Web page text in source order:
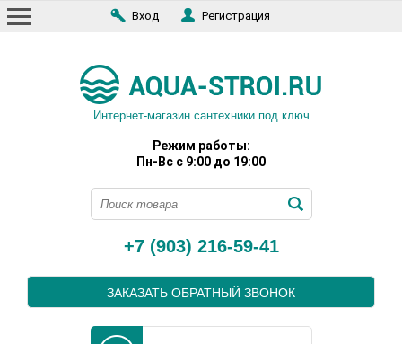
Вход Регистрация
Интернет-магазин сантехники под ключ
Режим работы:
Пн-Вс с 9:00 до 19:00
+7 (903) 216-59-41
ЗАКАЗАТЬ ОБРАТНЫЙ ЗВОНОК